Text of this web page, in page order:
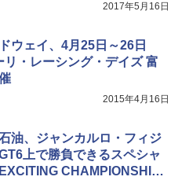
2017年5月16日
ウェイ、4月25日～26日
リ・レーシング・デイズ 富
2015年4月16日
油、ジャンカルロ・フィジ
上で勝負できるスペシャ
CHAMPIONSHI